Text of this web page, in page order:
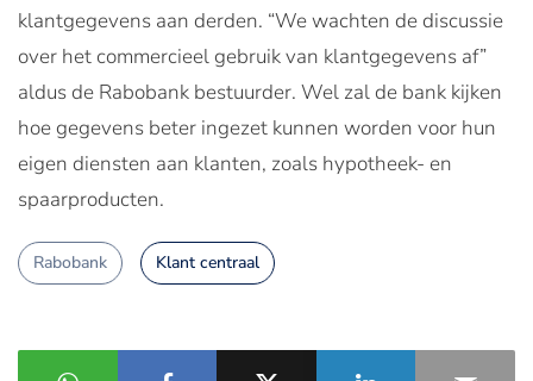
klantgegevens aan derden. “We wachten de discussie
over het commercieel gebruik van klantgegevens af”
aldus de Rabobank bestuurder. Wel zal de bank kijken
hoe gegevens beter ingezet kunnen worden voor hun
eigen diensten aan klanten, zoals hypotheek- en
spaarproducten.
Rabobank Klant centraal